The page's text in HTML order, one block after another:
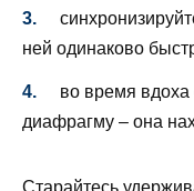
ней одинаково
во время вдоха
диафрагму – она
Старайтесь